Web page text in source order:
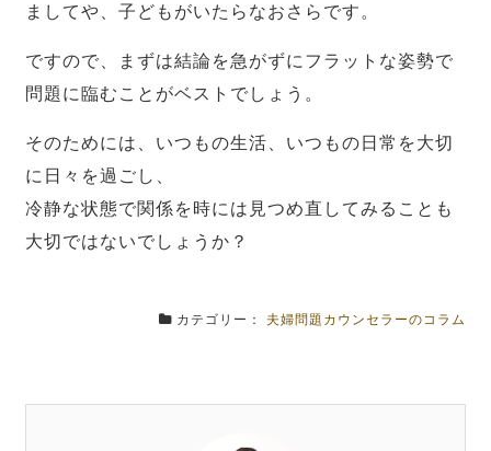
ましてや、子どもがいたらなおさらです。
ですので、まずは結論を急がずにフラットな姿勢で
問題に臨むことがベストでしょう。
そのためには、いつもの生活、いつもの日常を大切
に日々を過ごし、
冷静な状態で関係を時には見つめ直してみることも
大切ではないでしょうか？
カテゴリー： 夫婦問題カウンセラーのコラム